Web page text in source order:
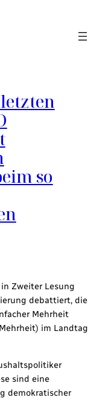
so
Zweiter Lesung
debattiert, die
Mehrheit
im Landtag
sind eine
demokratischer